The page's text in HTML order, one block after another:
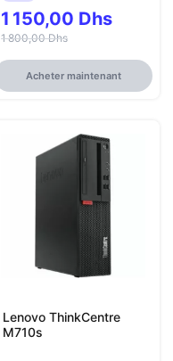
1 150,00 Dhs
1 800,00 Dhs
Acheter maintenant
Lenovo ThinkCentre
M710s